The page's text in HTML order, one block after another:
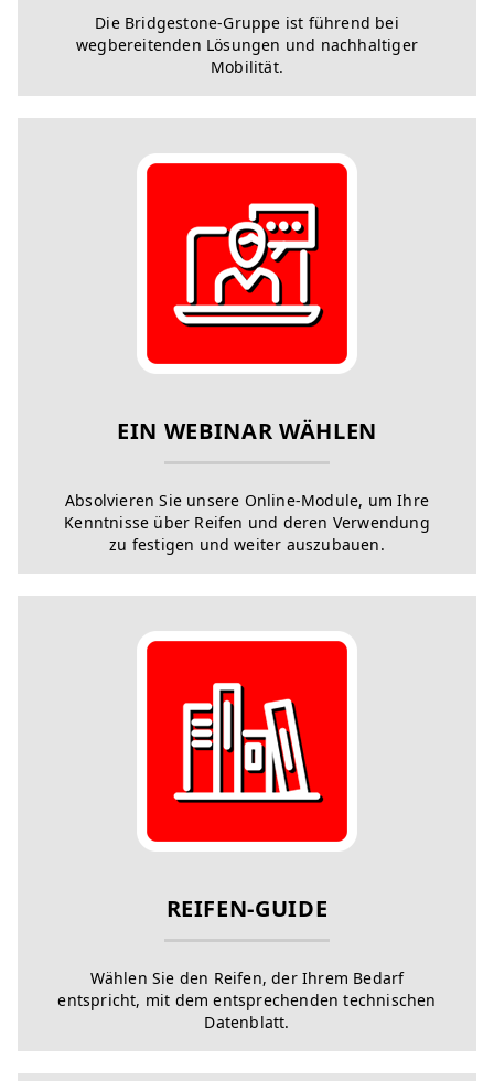
Die Bridgestone-Gruppe ist führend bei
wegbereitenden Lösungen und nachhaltiger
Mobilität.
EIN WEBINAR WÄHLEN
Absolvieren Sie unsere Online-Module, um Ihre
Kenntnisse über Reifen und deren Verwendung
zu festigen und weiter auszubauen.
REIFEN-GUIDE
Wählen Sie den Reifen, der Ihrem Bedarf
entspricht, mit dem entsprechenden technischen
Datenblatt.